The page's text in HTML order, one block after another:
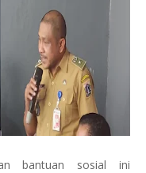
bantuan sosial ini